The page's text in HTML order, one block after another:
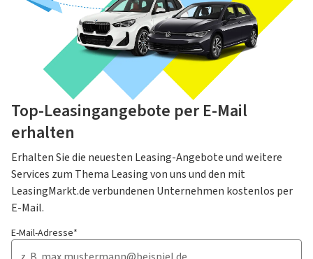
Top-Leasingangebote per E-Mail
erhalten
Erhalten Sie die neuesten Leasing-Angebote und weitere
Services zum Thema Leasing von uns und den mit
LeasingMarkt.de verbundenen Unternehmen kostenlos per
E-Mail.
E-Mail-Adresse*